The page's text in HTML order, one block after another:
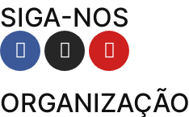
SIGA-NOS
ORGANIZAÇÃO